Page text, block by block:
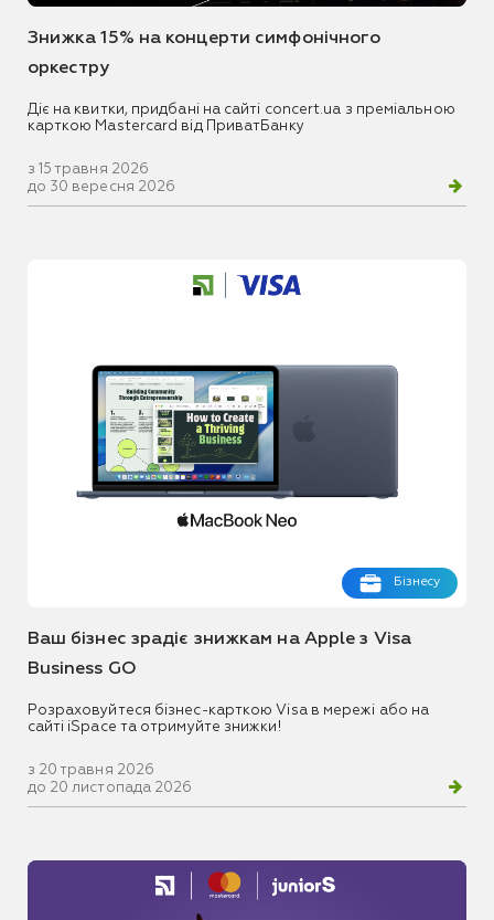
Знижка 15% на концерти симфонічного
оркестру
Діє на квитки, придбані на сайті concert.ua з преміальною
карткою Mastercard від ПриватБанку
з 15 травня 2026
до 30 вересня 2026
Бізнесу
Ваш бізнес зрадіє знижкам на Apple з Visa
Business GO
Розраховуйтеся бізнес-карткою Visa в мережі або на
сайті iSpace та отримуйте знижки!
з 20 травня 2026
до 20 листопада 2026